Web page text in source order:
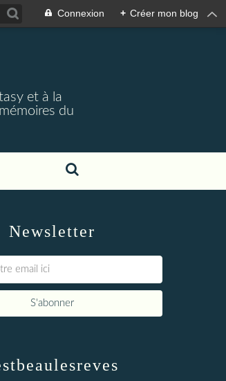
Connexion + Créer mon blog
et à la
du
Newsletter